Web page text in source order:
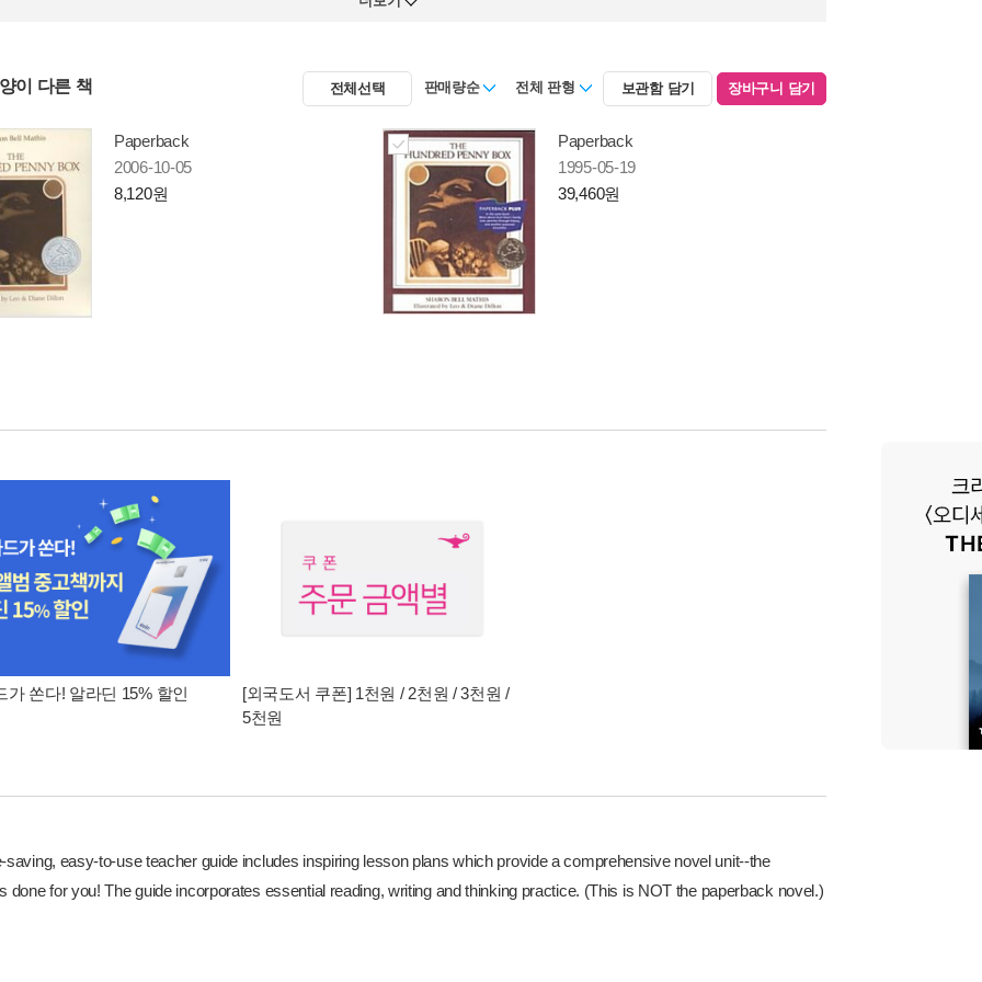
이 다른 책 전체선택 판매량순 전체 판형 보관함 담기 장바구니 담기
Paperback
2006-10-05
8,120원
Paperback
1995-05-19
39,460원
가 쏜다! 알라딘 15% 할인
[외국도서 쿠폰] 1천원 / 2천원 / 3천원 /
5천원
saving, easy-to-use teacher guide includes inspiring lesson plans which provide a comprehensive novel unit--the
done for you! The guide incorporates essential reading, writing and thinking practice. (This is NOT the paperback novel.)